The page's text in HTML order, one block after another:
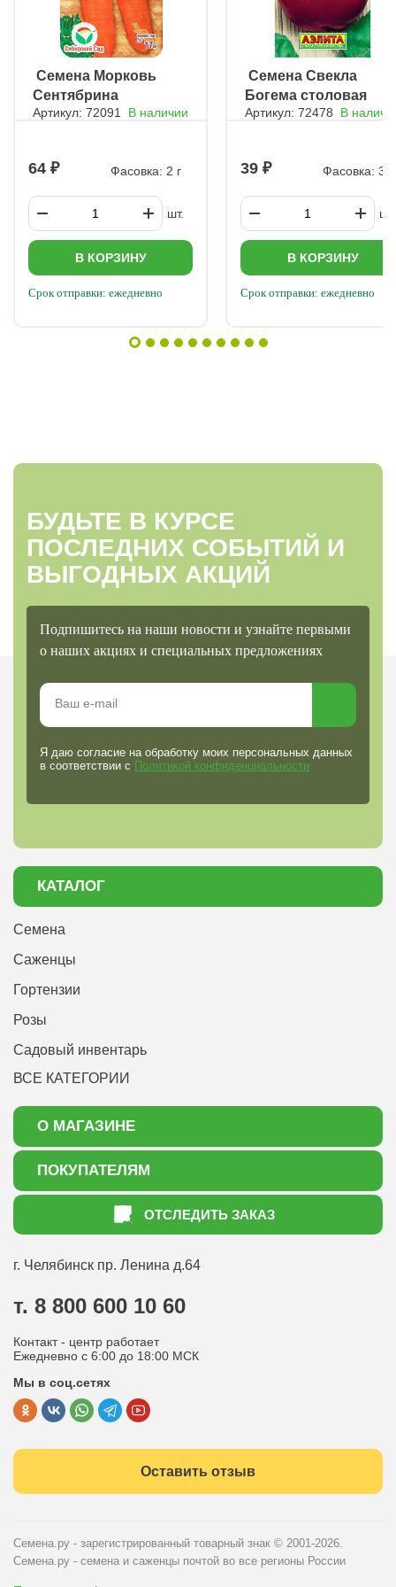
свеклой Основные мероприятия: рыхление, прополка и
защита от вредителей. Подкормки Основные питательные
вещества вносятся при подготовке грядки, но дополнительные
подкормки улучшают урожай: Первая (фаза 3–4 листьев) – 20
г карбамида на 10 л воды. Вторая (через 7–10 дней) –
посыпание междурядий пищевой содой. Третья (через 10–15
дней) – комплексное минеральное удобрение (можно
внекорневое). Если свекла недостаточно сладкая, используют
до уборки грядку хорошо поливают. Ботву не обламывают, а
Корнеплоды очищают от земли, подсушивают 2–3 часа в тени
и упаковывают в полипропиленовые мешки (в ящиках свекла
теряет влагу). Условия хранения: Температура – +2…4°C
(погреб, подвал). Дополнительно свеклу можно заморозить в
тертом виде. До морозов урожай можно хранить на лоджии
или в гараже. Этот метод обеспечит хорошую сохранность и
ㅤ Семена Морковь
Сентябрина
Артикул: 72091 В наличии
64 Фасовка: 2 г
шт.
В КОРЗИНУ
Срок отправки: ежедневно
ㅤ Семена Свекла
Богема столовая
Артикул: 72478 В
39 Фасовка: 3 г
шт.
В КОРЗИНУ
Срок отправки: ежедневно
БУДЬТЕ В КУРСЕ
ПОСЛЕДНИХ СОБЫТИЙ И
ВЫГОДНЫХ АКЦИЙ
Подпишитесь на наши новости и узнайте первыми
о наших акциях и специальных предложениях
Я даю согласие на обработку моих персональных данных
в соответствии с Политикой конфиденциальности
КАТАЛОГ
Семена
Саженцы
Гортензии
Розы
Садовый инвентарь
ВСЕ КАТЕГОРИИ
О МАГАЗИНЕ
О нас
Акции
ПОКУПАТЕЛЯМ
Как оформить заказ
Статьи садоводу
Оптовым покупателям
Политика конфиденциальности
Публичная оферта
ОТСЛЕДИТЬ ЗАКАЗ
г. Челябинск пр. Ленина д.64
т. 8 800 600 10 60
Контакт - центр работает
Ежедневно с 6:00 до 18:00 МСК
Мы в соц.сетях
Оставить отзыв
Семена.ру - зарегистрированный товарный знак © 2001-2026.
Семена.ру - семена и саженцы почтой во все регионы России